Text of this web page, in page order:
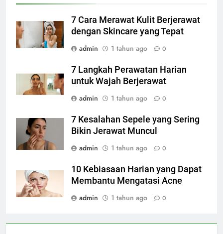
7 Cara Merawat Kulit Berjerawat
dengan Skincare yang Tepat
admin
1 tahun ago 0
7 Langkah Perawatan Harian
untuk Wajah Berjerawat
admin
1 tahun ago 0
7 Kesalahan Sepele yang Sering
Bikin Jerawat Muncul
admin
1 tahun ago 0
10 Kebiasaan Harian yang Dapat
Membantu Mengatasi Acne
admin
1 tahun ago 0